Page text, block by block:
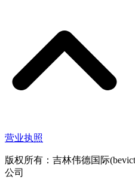
营业执照
版权所有：吉林伟德国际
公司